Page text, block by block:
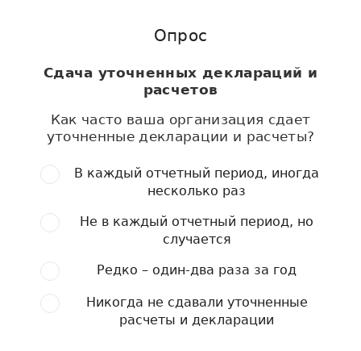
Опрос
Сдача уточненных деклараций и
расчетов
Как часто ваша организация сдает
уточненные декларации и расчеты?
В каждый отчетный период, иногда
несколько раз
Не в каждый отчетный период, но
случается
Редко – один-два раза за год
Никогда не сдавали уточненные
расчеты и декларации